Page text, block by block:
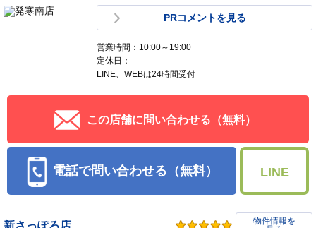
PRコメントを見る
営業時間：10:00～19:00
定休日：
LINE、WEBは24時間受付
この店舗に問い合わせる（無料）
電話で問い合わせる（無料） LINE
物件情報を